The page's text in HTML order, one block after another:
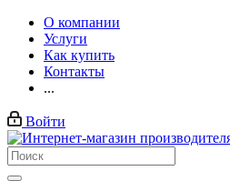
О компании
Услуги
Как купить
Контакты
...
Войти